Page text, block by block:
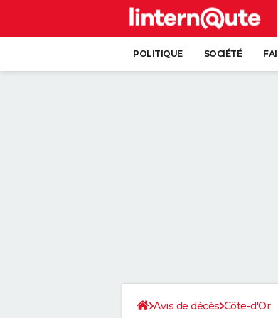
POLITIQUE SOCIÉTÉ
Avis de décès Côte-d'Or